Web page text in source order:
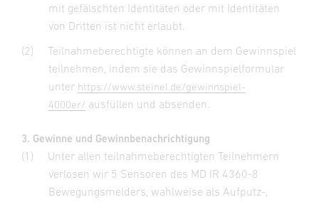
mit gefälschten Identitäten oder mit Identitäten
von Dritten ist nicht erlaubt.
(2)
Teilnahmeberechtigte können an dem Gewinnspiel
teilnehmen, indem sie das Gewinnspielformular
unter https://www.steinel.de/gewinnspiel-
4000er/ ausfüllen und absenden.
3. Gewinne und Gewinnbenachrichtigung
(1)
Unter allen teilnahmeberechtigten Teilnehmern
verlosen wir 5 Sensoren des MD IR 4360-8
Bewegungsmelders, wahlweise als Aufputz-,